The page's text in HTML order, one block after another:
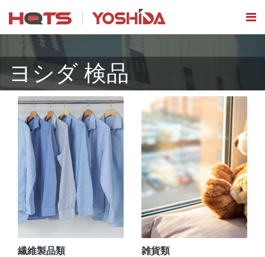
ヨシダ 検品
繊維製品類 雑貨類